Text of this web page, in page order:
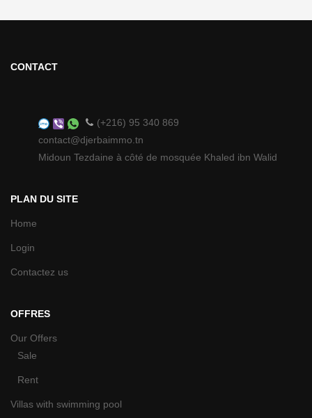
CONTACT
(+216) 95 340 869
contact@djerbaimmo.tn
Midoun Tezdaine à côté de mosquée Khaled ibn Walid
PLAN DU SITE
Home
Login
Contactez us
OFFRES
Our Offers
Sale
Rent
Villas with swimming pool